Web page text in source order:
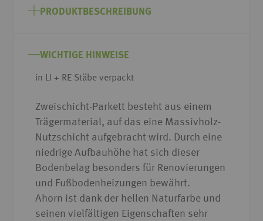
Anfang
springen
PRODUKTBESCHREIBUNG
WICHTIGE HINWEISE
in LI + RE Stäbe verpackt
Zweischicht-Parkett besteht aus einem
Trägermaterial, auf das eine Massivholz-
Nutzschicht aufgebracht wird. Durch eine
niedrige Aufbauhöhe hat sich dieser
Bodenbelag besonders für Renovierungen
und Fußbodenheizungen bewährt.
Ahorn ist dank der hellen Naturfarbe und
seinen vielfältigen Eigenschaften sehr